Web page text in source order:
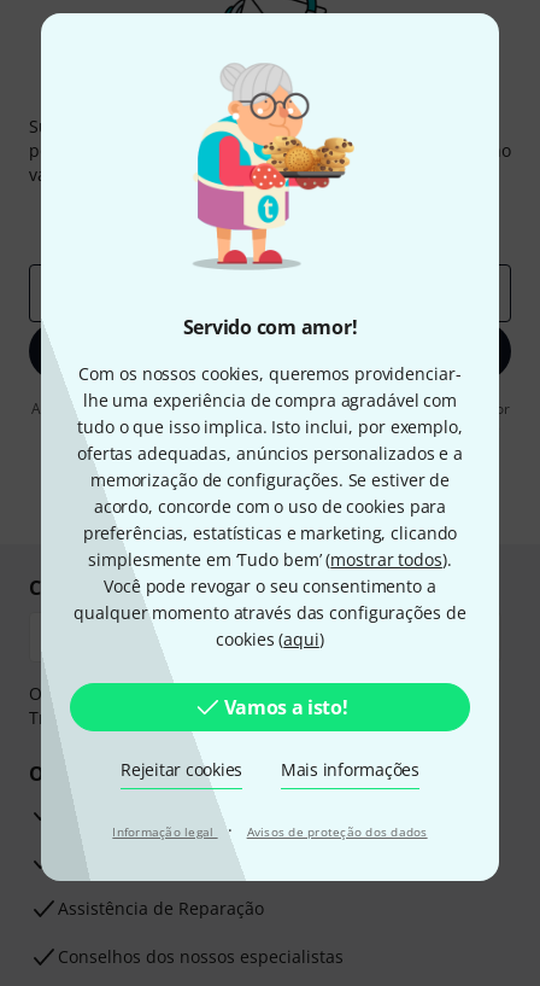
Servido com amor!
Com os nossos cookies, queremos providenciar-
lhe uma experiência de compra agradável com
tudo o que isso implica. Isto inclui, por exemplo,
ofertas adequadas, anúncios personalizados e a
memorização de configurações. Se estiver de
acordo, concorde com o uso de cookies para
preferências, estatísticas e marketing, clicando
simplesmente em ‘Tudo bem’ (mostrar todos).
Você pode revogar o seu consentimento a
qualquer momento através das configurações de
cookies (aqui)
Vamos a isto!
Rejeitar cookies Mais informações
Informação legal · Avisos de proteção dos dados
Newsletter Thomann
Subscreva a Newsletter da Thomann em inglês e com um
pouco de sorte você poderá ganhar um dos
no
valor de
Contribuições inspiradoras
Insights da Thomann
Ao clicar em "Inscreva-se agora", concordo em receber publicidade por
e-mail. Posso cancelar a assinatura a qualquer momento. Você pode
encontrar mais informações sobre a newsletter na nossadiretriz de
proteção de dados.
* Requeridos
Compre e pague em segurança
O pagamento pode ser feito de forma segura através de
Transferência bancária, PayPal ou Cartão de crédito.
Os seus benefícios
Garantia Thomann de 3 anos
30 dias de garantia de dinheiro de volta
Assistência de Reparação
Conselhos dos nossos especialistas